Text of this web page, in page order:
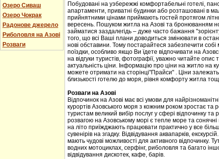
Озеро Сиваш
Озеро Чокрак
Радонове джерело
Риболовля на Азові
Розваги
Побудовані на узбережжі комфортабельні готелі,
апартаменти, приватні будинки або розташовані в
прийнятними цінами приймають гостей протягом
вересень. Пошуком житла на Азові та бронюванням
займатися заздалегідь – дуже часто бажання
того, що всі Ваші плани доводиться змінювати в
нові обставини. Тому постарайтеся забезпечити
поїздки, особливо якщо Ви їдете відпочивати на
на відгуки туристів, фотографії, уважно читайте опис
актуальність ціни. Інформацію про ціни на житло на
можете отримати на сторінці"Прайси" . Ціни залежать
близькості готелю до моря, рівня комфорту житла
Розваги на Азові
Відпочинок на Азові має всі умови для
курортів Азовського моря з кожним роком зростає та
туристам великий вибір послуг у сфері відпочинку та
розвагою на Азовському морі є тепле море та сонячні
на літо приїжджають працювати практично у все
сувенірів на згадку. Відвідування аквапарків,
мають чудові можливості для активного відпочинку.
водних мотоциклах, серфінг, риболовля та багато
відвідування дискотек, кафе, барів.